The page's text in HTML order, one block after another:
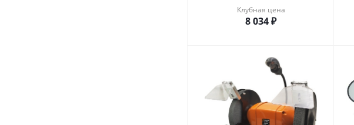
Клубная цена
8 034₽